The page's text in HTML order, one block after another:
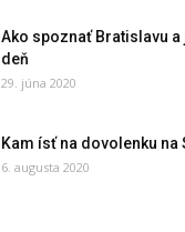
Ako spoznať Bratislavu
deň
29. júna 2020
Kam ísť na dovolenku na
6. augusta 2020